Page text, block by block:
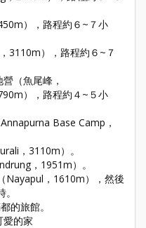
），路程約６~７小
3110m），路程約６~７
（魚尾峰，
），路程約４~５小
Base Camp，
，3110m）。
，1951m）。
Nayapul，1610m），然後
的旅館。
愛的家